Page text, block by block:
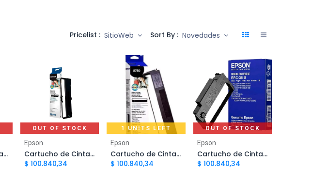
Pricelist : SitioWeb Sort By : Novedades
Cartucho de Cinta Epson LX-300 | Original
OUT OF STOCK
Epson
Cartucho de Cinta Epson FX-890 | Original
$ 100.840,34
1 UNITS LEFT
Epson
Cartucho de Cinta Epson Fx 8755/1070/1170/1050 EP 100 | Original
$100.840,34
OUT OF STOCK
Epson
Cartucho de Cinta Epson ERC38 | Original
$ 100.840,34